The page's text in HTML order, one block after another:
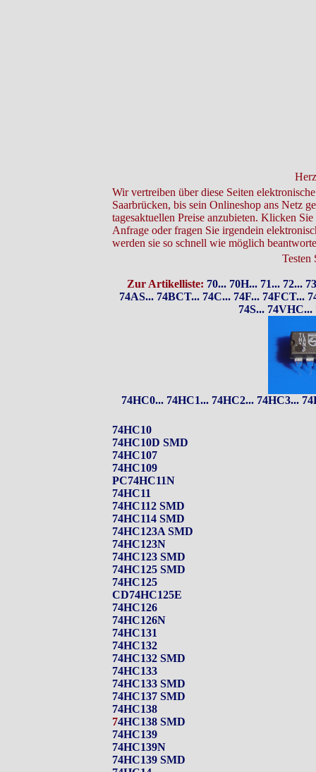
Wir vertreiben über diese Seiten
Saarbrücken, bis sein Onlineshop ans Netz
tagesaktuellen Preise anzubieten. Klicken
Anfrage oder fragen Sie irgendein
werden sie so schnell wie möglich
Testen
Zur Artikelliste: 70... 70H... 71... 72...
74AS... 74BCT... 74C... 74F... 74FCT...
74S... 74VHC...
74HC0... 74HC1... 74HC2... 74HC3...
74HC10
74HC10D SMD
74HC107
74HC109
PC74HC11N
74HC11
74HC112 SMD
74HC114 SMD
74HC123A SMD
74HC123N
74HC123 SMD
74HC125 SMD
74HC125
CD74HC125E
74HC126
74HC126N
74HC131
74HC132
74HC132 SMD
74HC133
74HC133 SMD
74HC137 SMD
74HC138
74HC138 SMD
74HC139
74HC139N
74HC139 SMD